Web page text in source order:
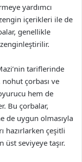
yardımcı
içerikleri ile de
genellikle
tariflerinde
çorbası ve
hem de
Bu çorbalar,
de uygun olmasıyla
hazırlarken çeşitli
üst seviyeye taşır.